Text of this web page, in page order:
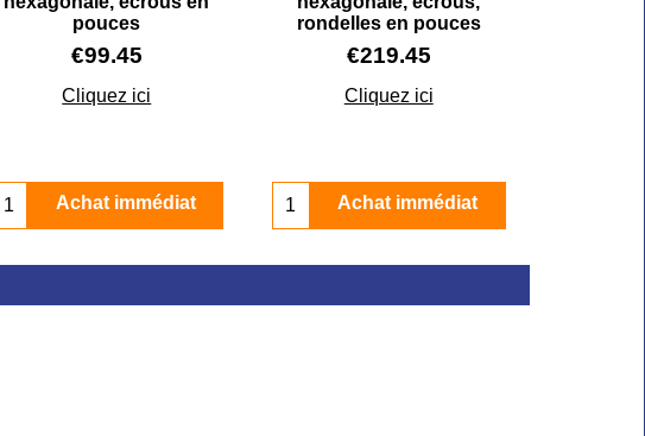
pouces
€99.45
Cliquez ici
Achat immédiat
rondelles en pouces
€219.45
Cliquez ici
Achat immédiat